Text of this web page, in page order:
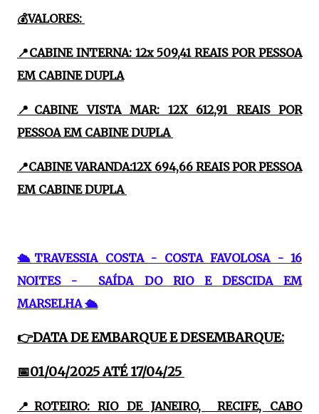
💰VALORES:
📍CABINE INTERNA: 12x 509,41 REAIS POR PESSOA
EM CABINE DUPLA
📍CABINE VISTA MAR: 12X 612,91 REAIS POR
PESSOA EM CABINE DUPLA
📍CABINE VARANDA:12X 694,66 REAIS POR PESSOA
EM CABINE DUPLA
🛳TRAVESSIA COSTA - COSTA FAVOLOSA - 16
NOITES - SAÍDA DO RIO E DESCIDA EM
MARSELHA 🛳
👉DATA DE EMBARQUE E DESEMBARQUE:
📅01/04/2025 ATÉ 17/04/25
📍ROTEIRO: RIO DE JANEIRO, RECIFE, CABO